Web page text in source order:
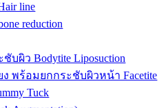
line
reduction
ผิว Bodytite Liposuction
พร้อมยกกระชับผิวหน้า Facetite
Tuck